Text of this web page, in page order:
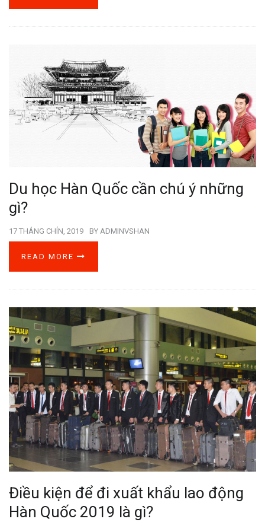
Du học Hàn Quốc cần chú ý những
gì?
17 THÁNG CHÍN, 2019 BY ADMINVSHAN
READ MORE
Điều kiện để đi xuất khẩu lao động
Hàn Quốc 2019 là gì?